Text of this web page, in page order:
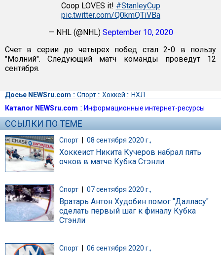
Coop LOVES it! #StanleyCup
pic.twitter.com/Q0kmQTiVBa
— NHL (@NHL) September 10, 2020
Счет в серии до четырех побед стал 2-0 в пользу
"Молний". Следующий матч команды проведут 12
сентября.
Досье NEWSru.com :: Спорт:: Хоккей :: НХЛ
Каталог NEWSru.com :: Информационные интернет-ресурсы
ССЫЛКИ ПО ТЕМЕ
Спорт | 08 сентября 2020 г.,
Хоккеист Никита Кучеров набрал пять
очков в матче Кубка Стэнли
Спорт 07 сентября 2020 г.,
Вратарь Антон Худобин помог "Далласу"
сделать первый шаг к финалу Кубка
Стэнли
Спорт 06 сентября 2020 г.,